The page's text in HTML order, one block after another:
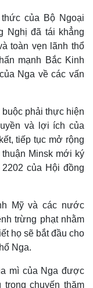
của Bộ Ngoại
Nghị đã tái khẳng
toàn vẹn lãnh thổ
mạnh Bắc Kinh
Nga về các vấn
buộc phải thực hiện
và lợi ích của
tiếp tục mở rộng
Minsk mới ký
của Hội đồng
Mỹ và các nước
trừng phạt nhằm
họ sẽ bắt đầu cho
Nga.
mì của Nga được
chuyến thăm